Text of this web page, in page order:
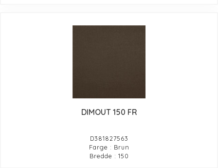
DIMOUT 150 FR
D381827563
Farge : Brun
Bredde : 150